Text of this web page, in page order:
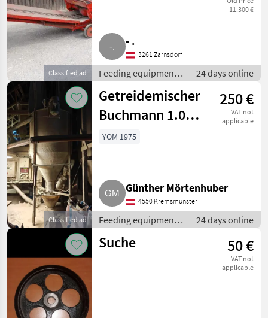
Classified ad
11.300 €
- .
3261 Zarnsdorf
Feeding equipment /
Silo equipment
24 days online
Classified ad
Getreidemischer
Buchmann 1.000
kg
250 €
VAT not
applicable
YOM 1975
Günther Mörtenhuber
4550 Kremsmünster
Feeding equipment /
Pantry equipment
24 days online
Suche 50 €
VAT not
applicable